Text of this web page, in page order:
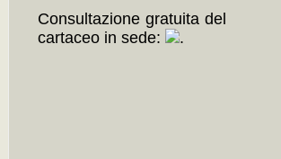
Consultazione gratuita del
cartaceo in sede:
.